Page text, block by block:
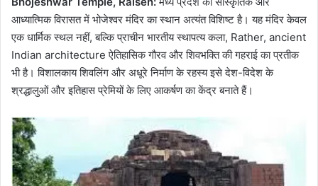
आध्यात्मिक विरासत में भोजेश्वर मंदिर का स्थान अत्यंत विशिष्ट है। यह मंदिर केवल
एक धार्मिक स्थल नहीं, बल्कि प्राचीन भारतीय स्थापत्य कला, Rather, ancient
Indian architecture ऐतिहासिक गौरव और शिवभक्ति की गहराई का प्रतीक
भी है। विशालकाय शिवलिंग और अधूरे निर्माण के रहस्य इसे देश-विदेश के
श्रद्धालुओं और इतिहास प्रेमियों के लिए आकर्षण का केंद्र बनाते हैं।